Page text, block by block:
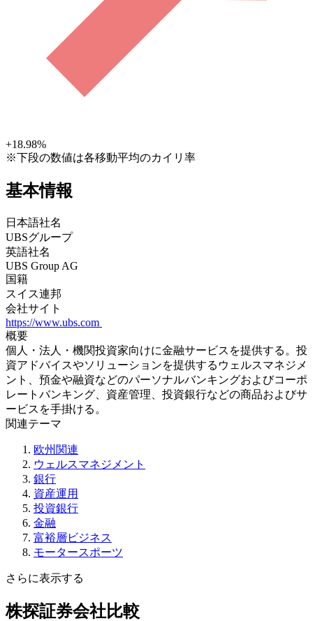
+18.98%
※下段の数値は各移動平均のカイリ率
基本情報
日本語社名
UBSグループ
英語社名
UBS Group AG
国籍
スイス連邦
会社サイト
https://www.ubs.com
概要
個人・法人・機関投資家向けに金融サービスを提供する。投
資アドバイスやソリューションを提供するウェルスマネジメ
ント、預金や融資などのパーソナルバンキングおよびコーポ
レートバンキング、資産管理、投資銀行などの商品およびサ
ービスを手掛ける。
関連テーマ
欧州関連
ウェルスマネジメント
銀行
資産運用
投資銀行
金融
富裕層ビジネス
モータースポーツ
さらに表示する
株探証券会社比較